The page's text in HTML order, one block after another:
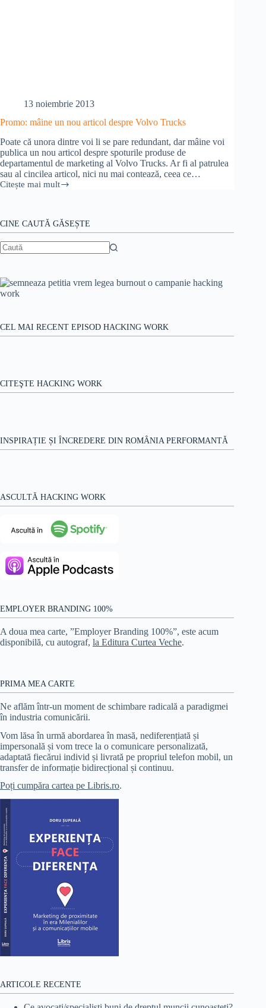
13 noiembrie 2013
Promo: mâine un nou articol despre Volvo Trucks
Poate că unora dintre voi li se pare redundant, dar mâine voi
publica un nou articol despre spoturile produse de
departamentul de marketing al Volvo Trucks. Ar fi al patrulea
sau al cincilea articol, nici nu mai contează, ceea ce…
Citește mai mult
Promo:
nou
articol
Volvo
CINE CAUTĂ GĂSEȘTE
CEL MAI RECENT EPISOD HACKING WORK
CITEŞTE HACKING WORK
INSPIRAȚIE ȘI ÎNCREDERE DIN ROMÂNIA PERFORMANTĂ
ASCULTĂ HACKING WORK
EMPLOYER BRANDING 100%
A doua mea carte, ”Employer Branding 100%”, este acum
disponibilă, cu autograf, la Editura Curtea Veche.
PRIMA MEA CARTE
Ne aflăm într-un moment de schimbare radicală a paradigmei
în industria comunicării.
Vom lăsa în urmă abordarea în masă, nediferențiată și
impersonală și vom trece la o comunicare personalizată,
adaptată fiecărui individ și livrată pe propriul telefon mobil, un
transfer de informație bidirecțional și continuu.
Poți cumpăra cartea pe Libris.ro.
ARTICOLE RECENTE